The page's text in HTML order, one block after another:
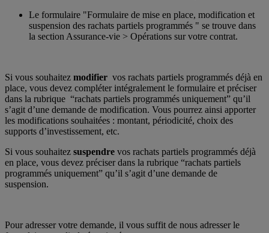
Le formulaire "Formulaire de mise en place, modification et
suspension des rachats partiels programmés " se trouve dans
la section Assurance-vie > Opérations sur votre contrat.
Si vous souhaitez modifier vos rachats partiels programmés déjà en
place, vous devez compléter intégralement le formulaire et préciser
dans la rubrique “rachats partiels programmés uniquement” qu’il
s’agit d’une demande de modification. Vous pourrez ainsi apporter
les modifications souhaitées : montant, périodicité, choix des
supports d’investissement, etc.
Si vous souhaitez suspendre vos rachats partiels programmés déjà
en place, vous devez préciser dans la rubrique “rachats partiels
programmés uniquement” qu’il s’agit d’une demande de
suspension.
Pour adresser votre demande, il vous suffit de nous adresser le